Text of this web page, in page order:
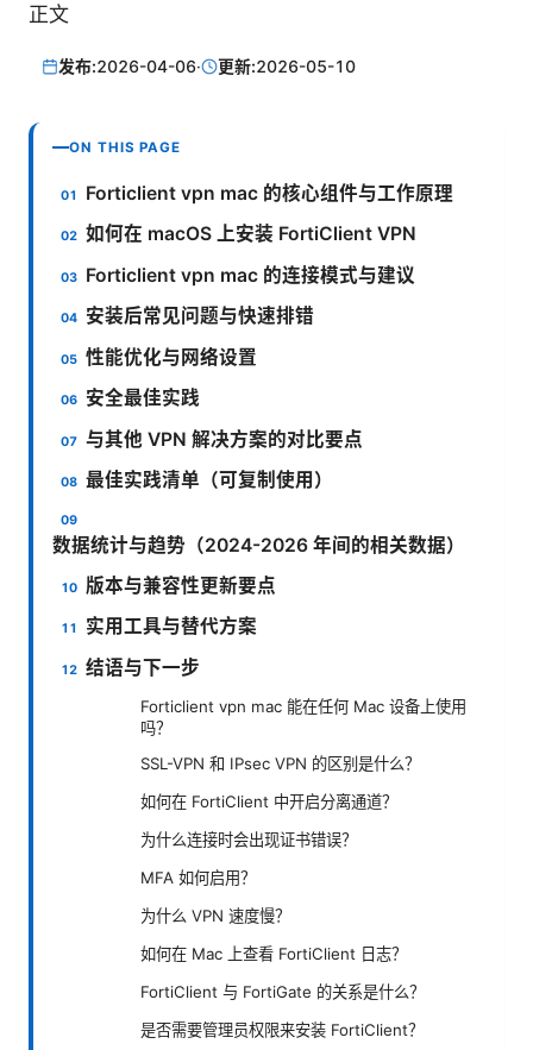
正文
发布:2026-04-06· 更新:2026-05-10
ON THIS PAGE
Forticlient vpn mac 的核心组件与工作原理
如何在 macOS 上安装 FortiClient VPN
Forticlient vpn mac 的连接模式与建议
安装后常见问题与快速排错
性能优化与网络设置
安全最佳实践
与其他 VPN 解决方案的对比要点
最佳实践清单（可复制使用）
数据统计与趋势（2024-2026 年间的相关数据）
版本与兼容性更新要点
实用工具与替代方案
结语与下一步
Forticlient vpn mac 能在任何 Mac 设备上使用
吗？
SSL-VPN 和 IPsec VPN 的区别是什么？
如何在 FortiClient 中开启分离通道？
为什么连接时会出现证书错误？
MFA 如何启用？
为什么 VPN 速度慢？
如何在 Mac 上查看 FortiClient 日志？
FortiClient 与 FortiGate 的关系是什么？
是否需要管理员权限来安装 FortiClient？